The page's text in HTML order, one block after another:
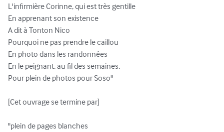
L'infirmière Corinne, qui est très gentille
En apprenant son existence
A dit à Tonton Nico
Pourquoi ne pas prendre le caillou
En photo dans les randonnées
En le peignant, au fil des semaines,
Pour plein de photos pour Soso"
[Cet ouvrage se termine par]
"plein de pages blanches